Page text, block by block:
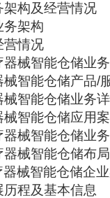
架构及经营情况
务架构
营情况
器械智能仓储业
智能仓储产品/
械智能仓储业务
智能仓储应用
器械智能仓储业
器械智能仓储布
械智能仓储企
历程及基本信息